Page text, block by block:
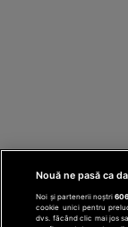
Nouă ne pasă ca
Noi și partenerii noștri606
cookie unici pentru
dvs. făcând clic mai jos